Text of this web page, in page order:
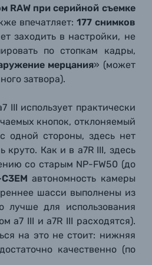
RAW при серийной съемке
впечатляет: 177 снимков
заходить в настройки, не
по стопкам кадры,
мерцания» (может
затвора).
III использует практически
кнопок, отклоняемый
одной стороны, здесь нет
Как и в a7R III, здесь
со старым NP-FW50 (до
автономность камеры
шасси выполнены из
лучше для использования
a7 III и a7R III расходятся).
на это не стоит: нижняя
качественно (по